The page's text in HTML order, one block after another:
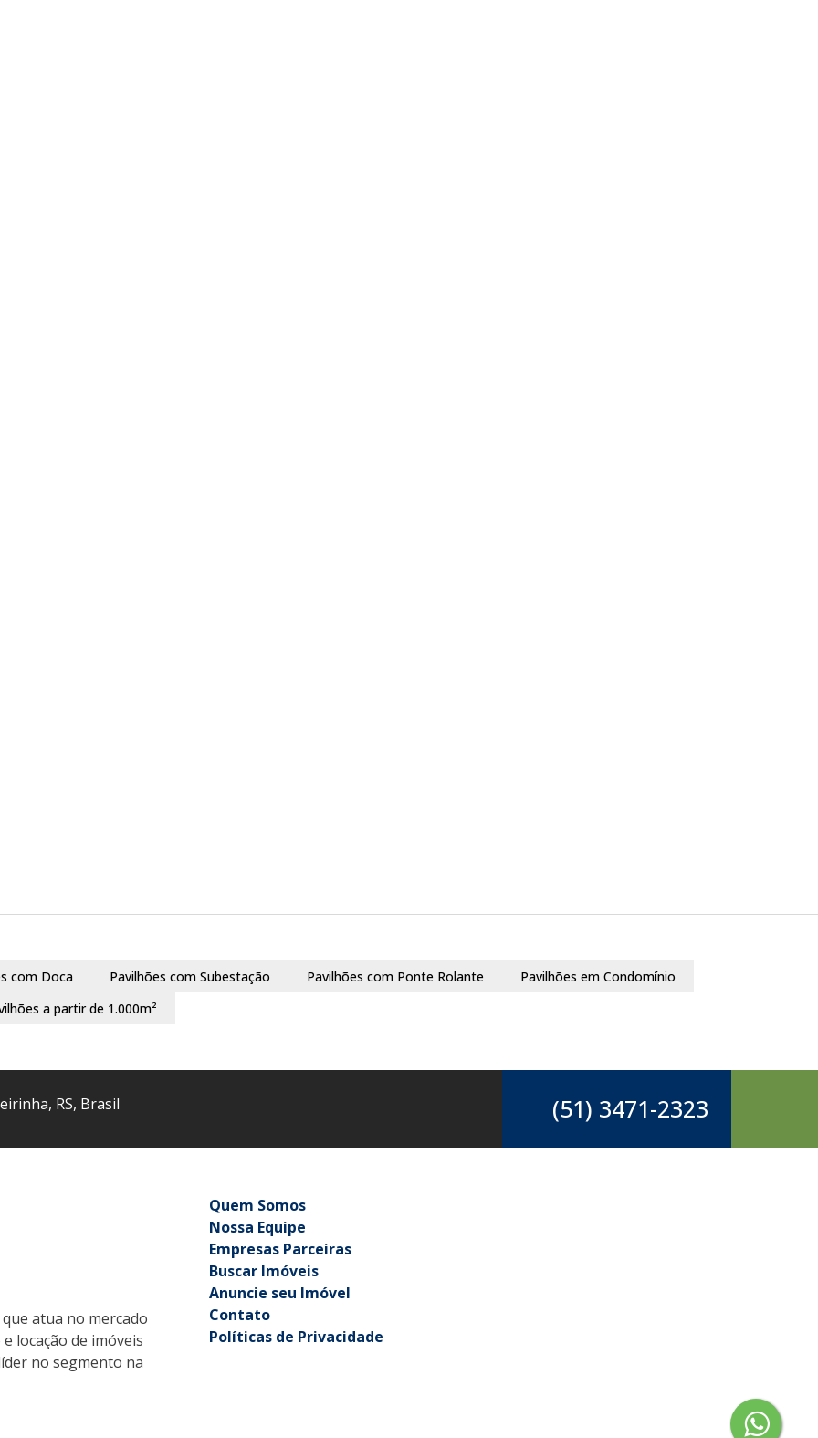
com Doca Pavilhões com Subestação Pavilhões com Ponte Rolante
Pavilhões em Condomínio
a partir de 1.000m²
(51) 3471-2323
, RS, Brasil
atua no mercado
locação de imóveis
no segmento na
Quem Somos
Nossa Equipe
Empresas Parceiras
Buscar Imóveis
Anuncie seu Imóvel
Contato
Políticas de Privacidade